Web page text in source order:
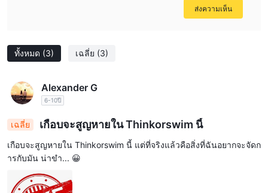
วางแผนสำหรับการเกษียณอายุ การศึกษา หรือการมองหาคุณสมบัติ
ออมเงินเพื่อการศึกษา (เช่น 529 Plan) บัญชีเฉพาะ และบัญชีการซื้อ
วิธีการฝากเงินที่สะดวก:
สะดวกด้วยวิธีการฝากเงินหลายวิธีที่มีอยู่ ผู้ใช้สามารถเลือกจากการฝาก
ฝากเช็ค, การโอนสินทรัพย์จากบริษัทหลักทรัพย์อื่น, และการฝากใบรับ
รองหุ้นที่เป็นเอกสาร
การสนับสนุนลูกค้าที่ตอบสนองได้:
ลูกค้าที่ตอบสนองผ่านช่องทางต่าง ๆ เช่น โทรศัพท์และอีเมล ผู้ใช้
บริการสามารถติดต่อผู้แทนฝ่ายบริการลูกค้าเพื่อขอความช่วยเหลือ
ทั้งหมด (3) เฉลี่ย (3)
Alexander G
6-10ปี
เฉลี่ย เกือบจะสูญหายใน Thinkorswim นี้
เกือบจะสูญหายใน Thinkorswim นี้ แต่ที่จริงแล้วคือสิ่งที่ฉันอยากจะจัดก
ารกับมัน น่าขำ... 😀
ส่งความเห็น